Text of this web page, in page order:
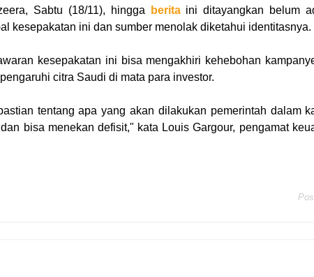
Sabtu (18/11), hingga beritaini ditayangkan belum
kesepakatan ini dan sumber menolak diketahui identitasnya.
kesepakatan ini bisa mengakhiri kehebohan
citra Saudi di mata para investor.
tentang apa yang akan dilakukan pemerintah dalam
bisa menekan defisit," kata Louis Gargour, pengamat